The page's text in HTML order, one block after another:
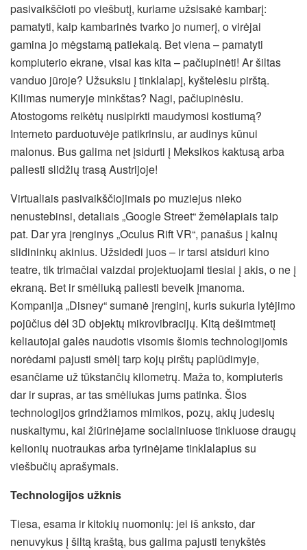
pasivaikščioti po viešbutį, kuriame užsisakė kambarį:
pamatyti, kaip kambarinės tvarko jo numerį, o virėjai
gamina jo mėgstamą patiekalą. Bet viena – pamatyti
kompiuterio ekrane, visai kas kita – pačiupinėti! Ar šiltas
vanduo jūroje? Užsuksiu į tinklalapį, kyštelėsiu pirštą.
Kilimas numeryje minkštas? Nagi, pačiupinėsiu.
Atostogoms reikėtų nusipirkti maudymosi kostiumą?
Interneto parduotuvėje patikrinsiu, ar audinys kūnui
malonus. Bus galima net įsidurti į Meksikos kaktusą arba
paliesti slidžių trasą Austrijoje!
Virtualiais pasivaikščiojimais po muziejus nieko
nenustebinsi, detaliais „Google Street“ žemėlapiais taip
pat. Dar yra įrenginys „Oculus Rift VR“, panašus į kalnų
slidininkų akinius. Užsidedi juos – ir tarsi atsiduri kino
teatre, tik trimačiai vaizdai projektuojami tiesiai į akis, o ne į
ekraną. Bet ir smėliuką paliesti beveik įmanoma.
Kompanija „Disney“ sumanė įrenginį, kuris sukuria lytėjimo
pojūčius dėl 3D objektų mikrovibracijų. Kitą dešimtmetį
keliautojai galės naudotis visomis šiomis technologijomis
norėdami pajusti smėlį tarp kojų pirštų paplūdimyje,
esančiame už tūkstančių kilometrų. Maža to, kompiuteris
dar ir supras, ar tas smėliukas jums patinka. Šios
technologijos grindžiamos mimikos, pozų, akių judesių
nuskaitymu, kai žiūrinėjame socialiniuose tinkluose draugų
kelionių nuotraukas arba tyrinėjame tinklalapius su
viešbučių aprašymais.
Technologijos užknis
Tiesa, esama ir kitokių nuomonių: jei iš anksto, dar
nenuvykus į šiltą kraštą, bus galima pajusti tenykštės